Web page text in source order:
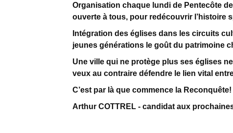
Organisation chaque lundi de Pentecôte
ouverte à tous, pour redécouvrir l’histoire
Intégration des églises dans les circuits
jeunes générations le goût du patrimoine
Une ville qui ne protège plus ses églises
veux au contraire défendre le lien vital
C’est par là que commence la Reconquête!
Arthur COTTREL - candidat aux